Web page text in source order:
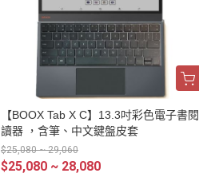
【BOOX Tab X C】13.3吋彩色電子書閱
讀器 ，含筆、中文鍵盤皮套
$25,080 ~ 29,060
$25,080 ~ 28,080